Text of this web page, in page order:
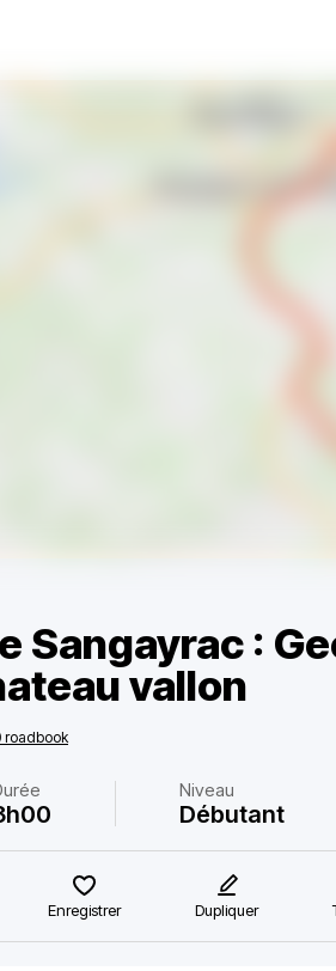
Sangayrac :
vallon
roadbook
Niveau
Débutant
Enregistrer Dupliquer